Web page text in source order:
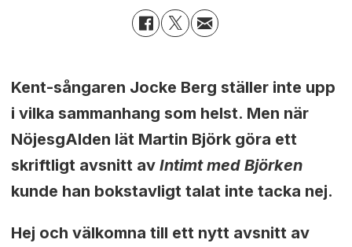
Kent-sångaren Jocke Berg ställer inte upp
i vilka sammanhang som helst. Men när
NöjesgAIden lät Martin Björk göra ett
skriftligt avsnitt av Intimt med Björken
kunde han bokstavligt talat inte tacka nej.
Hej och välkomna till ett nytt avsnitt av